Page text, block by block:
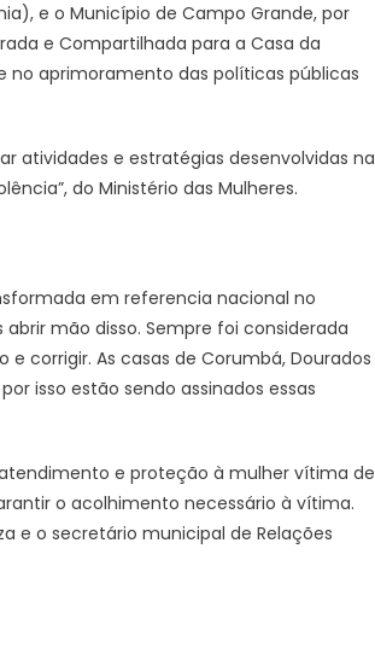
e o Município de Campo Grande, por
e Compartilhada para a Casa da
aprimoramento das políticas públicas
atividades e estratégias desenvolvidas na
do Ministério das Mulheres.
em referencia nacional no
mão disso. Sempre foi considerada
corrigir. As casas de Corumbá, Dourados
isso estão sendo assinados essas
e proteção à mulher vítima de
o acolhimento necessário à vítima.
e o secretário municipal de Relações